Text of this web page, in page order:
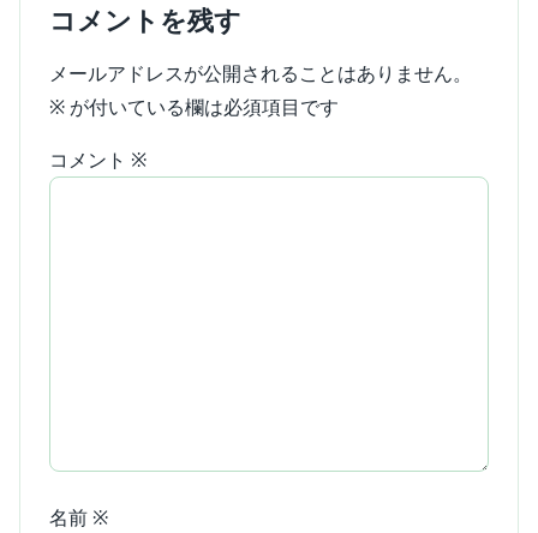
コメントを残す
メールアドレスが公開されることはありません。
※ が付いている欄は必須項目です
コメント ※
名前 ※